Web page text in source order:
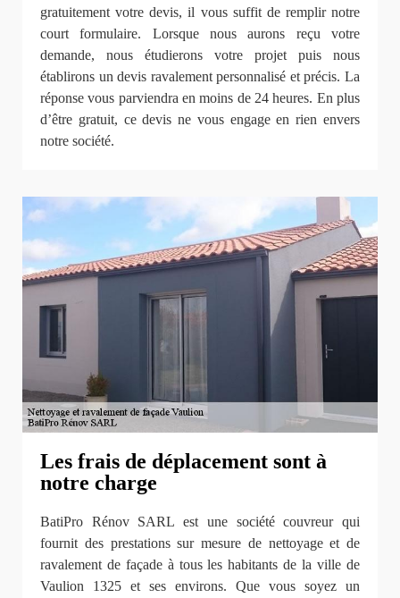
gratuitement votre devis, il vous suffit de remplir notre
court formulaire. Lorsque nous aurons reçu votre
demande, nous étudierons votre projet puis nous
établirons un devis ravalement personnalisé et précis. La
réponse vous parviendra en moins de 24 heures. En plus
d’être gratuit, ce devis ne vous engage en rien envers
notre société.
Les frais de déplacement sont à
notre charge
BatiPro Rénov SARL est une société couvreur qui
fournit des prestations sur mesure de nettoyage et de
ravalement de façade à tous les habitants de la ville de
Vaulion 1325 et ses environs. Que vous soyez un